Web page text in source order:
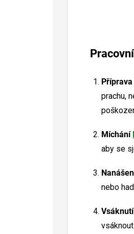
prachu,
Míchání
aby se
nebo